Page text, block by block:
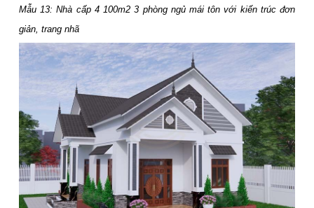
Mẫu 13: Nhà cấp 4 100m2 3 phòng ngủ mái tôn với kiến trúc đơn
giản, trang nhã